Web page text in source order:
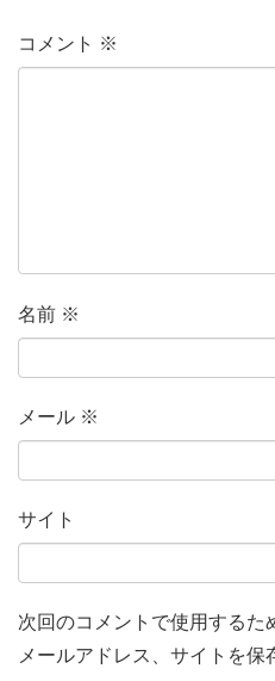
コメント ※
名前 ※
メール ※
サイト
次回のコメントで使用するた
メールアドレス、サイトを保